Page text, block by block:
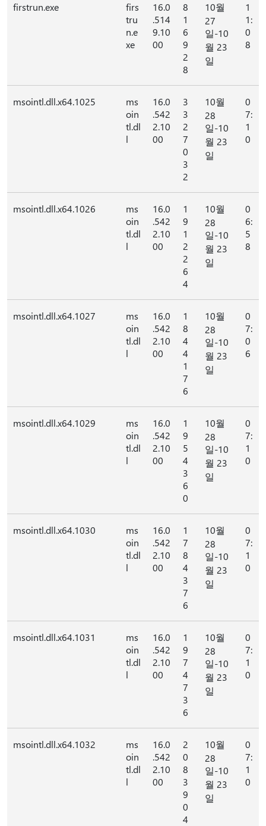
firstrun.exe
firs
tru
n.e
xe
16.0
.514
9.10
00
8
1
6
9
2
8
10월
27
일-10
월 23
일
1
1:
0
8
msointl.dll.x64.1025
ms
oin
tl.dl
l
16.0
.542
2.10
00
3
3
2
7
0
3
2
10월
28
일-10
월 23
일
0
7:
1
0
msointl.dll.x64.1026
ms
oin
tl.dl
l
16.0
.542
2.10
00
1
9
1
2
2
6
4
10월
28
일-10
월 23
일
0
6:
5
8
msointl.dll.x64.1027
ms
oin
tl.dl
l
16.0
.542
2.10
00
1
8
4
4
1
7
6
10월
28
일-10
월 23
일
0
7:
0
6
msointl.dll.x64.1029
ms
oin
tl.dl
l
16.0
.542
2.10
00
1
9
5
4
3
6
0
10월
28
일-10
월 23
일
0
7:
1
0
msointl.dll.x64.1030
ms
oin
tl.dl
l
16.0
.542
2.10
00
1
7
8
4
3
7
6
10월
28
일-10
월 23
일
0
7:
1
0
msointl.dll.x64.1031
ms
oin
tl.dl
l
16.0
.542
2.10
00
1
9
7
4
7
3
6
10월
28
일-10
월 23
일
0
7:
1
0
msointl.dll.x64.1032
ms
oin
tl.dl
l
16.0
.542
2.10
00
2
0
8
3
9
0
4
10월
28
일-10
월 23
일
0
7:
1
0